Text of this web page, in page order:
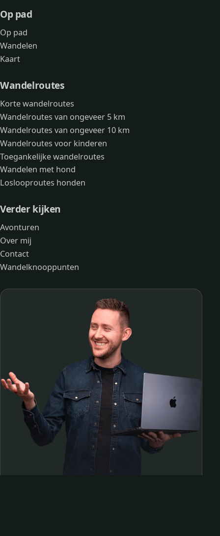
Op pad
Op pad
Wandelen
Kaart
Wandelroutes
Korte wandelroutes
Wandelroutes van ongeveer 5 km
Wandelroutes van ongeveer 10 km
Wandelroutes voor kinderen
Toegankelijke wandelroutes
Wandelen met hond
Loslooproutes honden
Verder kijken
Avonturen
Over mij
Contact
Wandelknooppunten